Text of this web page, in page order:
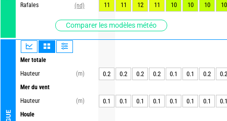
Rafales
(nd)
Comparer les modèles météo
Mer totale
Hauteur
(m)
Mer du vent
Hauteur
(m)
Houle
11
11 12 11 10 10 10 10
0.2 0.2 0.2 0.2 0.1 0.1 0.2 0.2
0.1 0.1 0.1 0.1 0.1 0.1 0.1 0.1